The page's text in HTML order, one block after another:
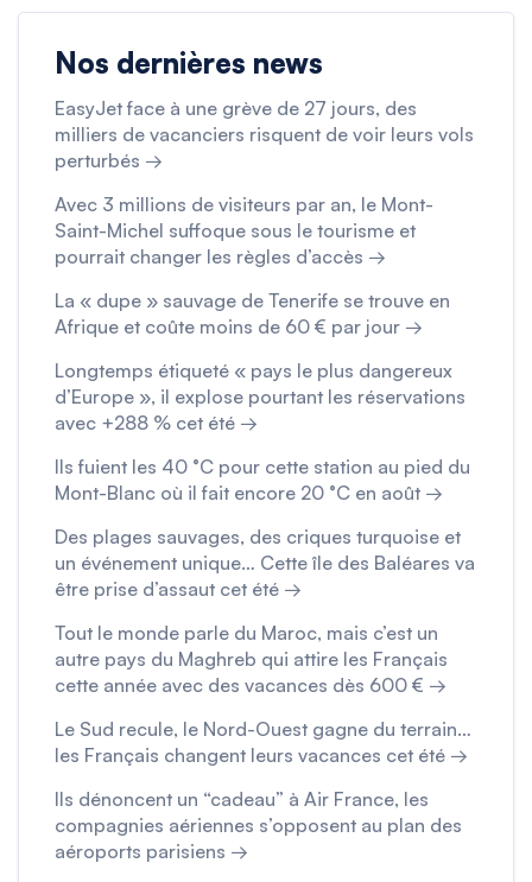
Nos dernières news
EasyJet face à une grève de 27 jours, des
milliers de vacanciers risquent de voir leurs vols
perturbés →
Avec 3 millions de visiteurs par an, le Mont-
Saint-Michel suffoque sous le tourisme et
pourrait changer les règles d’accès →
La « dupe » sauvage de Tenerife se trouve en
Afrique et coûte moins de 60 € par jour →
Longtemps étiqueté « pays le plus dangereux
d’Europe », il explose pourtant les réservations
avec +288 % cet été →
Ils fuient les 40 °C pour cette station au pied du
Mont-Blanc où il fait encore 20 °C en août →
Des plages sauvages, des criques turquoise et
un événement unique… Cette île des Baléares va
être prise d’assaut cet été →
Tout le monde parle du Maroc, mais c’est un
autre pays du Maghreb qui attire les Français
cette année avec des vacances dès 600 € →
Le Sud recule, le Nord-Ouest gagne du terrain…
les Français changent leurs vacances cet été →
Ils dénoncent un “cadeau” à Air France, les
compagnies aériennes s’opposent au plan des
aéroports parisiens →